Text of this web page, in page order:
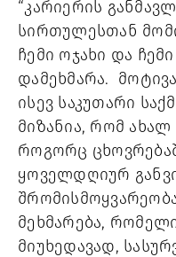
“კარიერის
სირთულესთან
ჩემი ოჯახი და
დამეხმარა.
ისევ საკუთარი
მიზანია, რომ
როგორც
ყოველდღიურ
მეხმარება,
მიუხედავად,